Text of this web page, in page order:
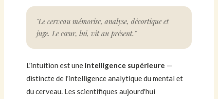
"Le cerveau mémorise, analyse, décortique et
juge. Le cœur, lui, vit au présent."
L'intuition est une intelligence supérieure —
distincte de l'intelligence analytique du mental et
du cerveau. Les scientifiques aujourd'hui